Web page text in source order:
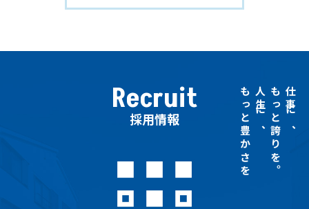
Recruit
採用情報 仕事に、
もっと誇りを。
人生に、
もっと豊かさを